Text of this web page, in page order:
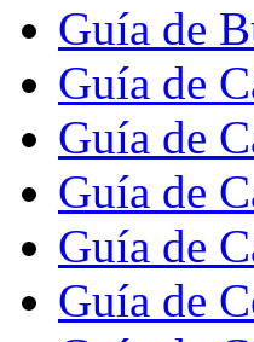
Guía de
Guía de
Guía de
Guía de
Guía de
Guía de